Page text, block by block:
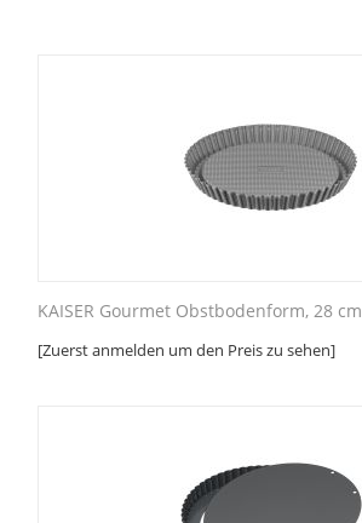
KAISER Gourmet Obstbodenform, 28 cm
[Zuerst anmelden um den Preis zu sehen]